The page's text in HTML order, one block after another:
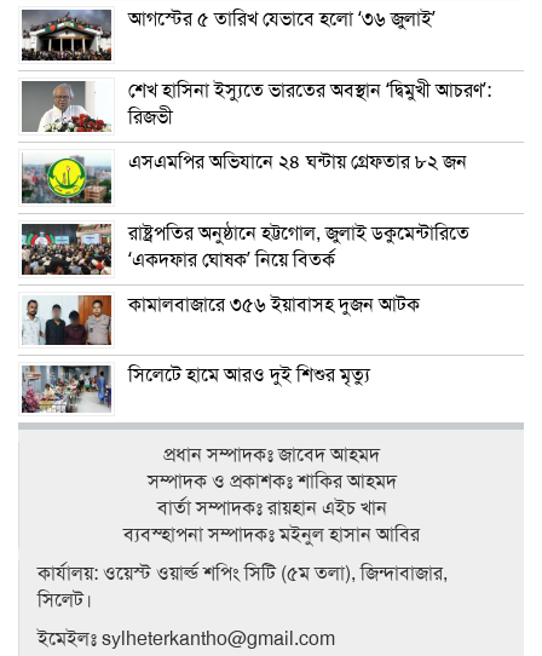
আগস্টের ৫ তারিখ যেভাবে হলো ‘৩৬ জুলাই’
শেখ হাসিনা ইস্যুতে ভারতের অবস্থান ‘দ্বিমুখী আচরণ’:
রিজভী
এসএমপির অভিযানে ২৪ ঘন্টায় গ্রেফতার ৮২ জন
রাষ্ট্রপতির অনুষ্ঠানে হট্টগোল, জুলাই ডকুমেন্টারিতে
‘একদফার ঘোষক’ নিয়ে বিতর্ক
কামালবাজারে ৩৫৬ ইয়াবাসহ দুজন আটক
সিলেটে হামে আরও দুই শিশুর মৃত্যু
প্রধান সম্পাদকঃ জাবেদ আহমদ
সম্পাদক ও প্রকাশকঃ শাকির আহমদ
বার্তা সম্পাদকঃ রায়হান এইচ খান
ব‍্যবস্হাপনা সম্পাদকঃ মইনুল হাসান আবির
কার্যালয়: ওয়েস্ট ওয়ার্ল্ড শপিং সিটি (৫ম তলা), জিন্দাবাজার,
সিলেট।
ইমেইলঃ sylheterkantho@gmail.com